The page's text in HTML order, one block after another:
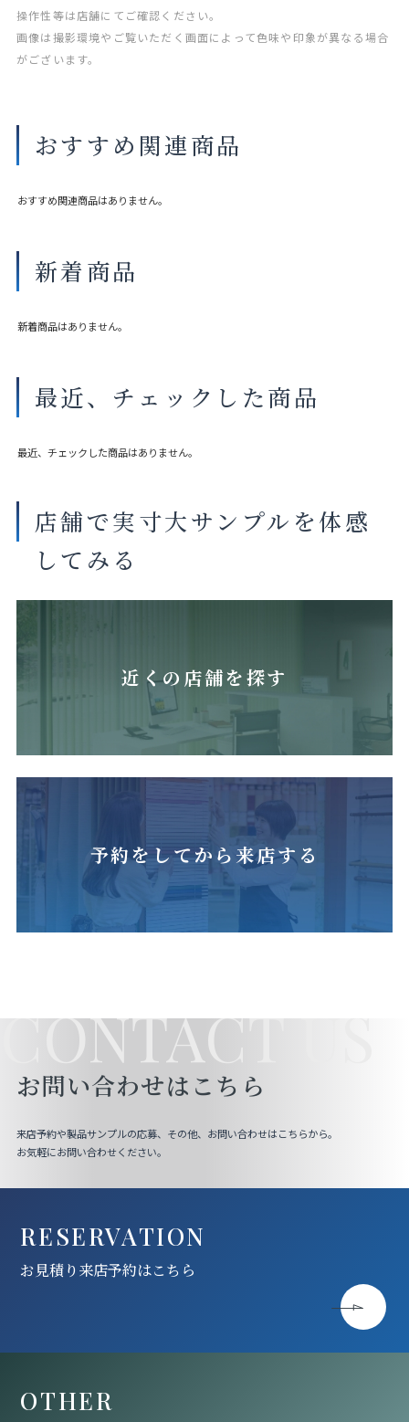
操作性等は店舗にてご確認ください。
画像は撮影環境やご覧いただく画面によって色味や印象が異なる場合
がございます。
おすすめ関連商品
おすすめ関連商品はありません。
新着商品
新着商品はありません。
最近、チェックした商品
最近、チェックした商品はありません。
店舗で実寸大サンプルを体感
してみる
近くの店舗を探す
予約をしてから来店する
CONTACT US
お問い合わせはこちら
来店予約や製品サンプルの応募、その他、お問い合わせはこちらから。
お気軽にお問い合わせください。
RESERVATION
お見積り来店予約はこちら
OTHER